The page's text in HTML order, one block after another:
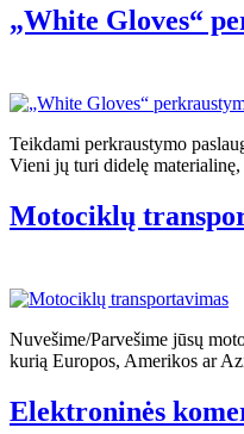
„White Gloves“
Teikdami perkraustymo
Vieni jų turi didelę
Motociklų
Nuvešime/Parvešime jūsų
kurią Europos, Amerikos ar
Elektroninės